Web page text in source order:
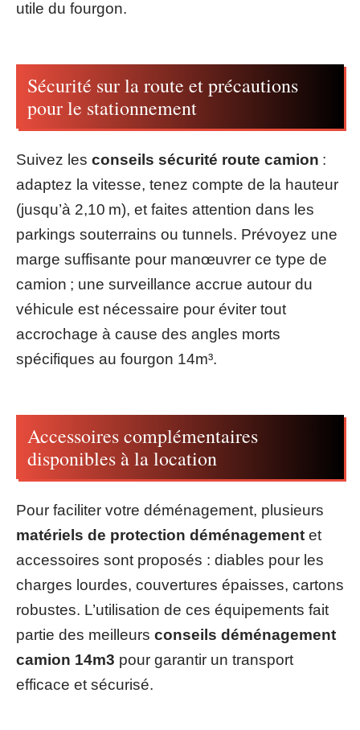
utile du fourgon.
Sécurité sur la route et précautions
pour le stationnement
Suivez les conseils sécurité route camion :
adaptez la vitesse, tenez compte de la hauteur
(jusqu’à 2,10 m), et faites attention dans les
parkings souterrains ou tunnels. Prévoyez une
marge suffisante pour manœuvrer ce type de
camion ; une surveillance accrue autour du
véhicule est nécessaire pour éviter tout
accrochage à cause des angles morts
spécifiques au fourgon 14m³.
Accessoires complémentaires
disponibles à la location
Pour faciliter votre déménagement, plusieurs
matériels de protection déménagement et
accessoires sont proposés : diables pour les
charges lourdes, couvertures épaisses, cartons
robustes. L’utilisation de ces équipements fait
partie des meilleurs conseils déménagement
camion 14m3 pour garantir un transport
efficace et sécurisé.